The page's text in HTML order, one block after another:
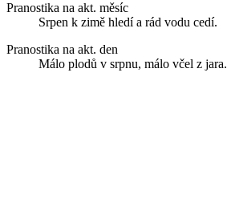
Pranostika na akt. měsíc
Srpen k zimě hledí a rád vodu cedí.
Pranostika na akt. den
Málo plodů v srpnu, málo včel z jara.